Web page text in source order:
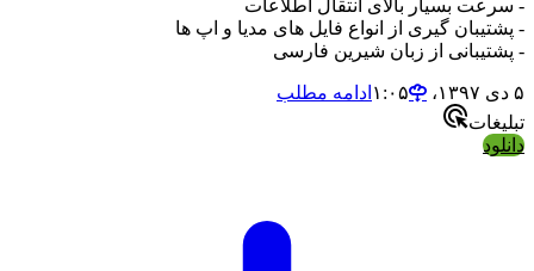
- سرعت بسیار بالای انتقال اطلاعات
- پشتیبان گیری از انواع فایل های مدیا و اپ ها
- پشتیبانی از زبان شیرین فارسی
۵ دی ۱۳۹۷،‏ ۱:۰۵
ادامه مطلب
تبلیغات
دانلود